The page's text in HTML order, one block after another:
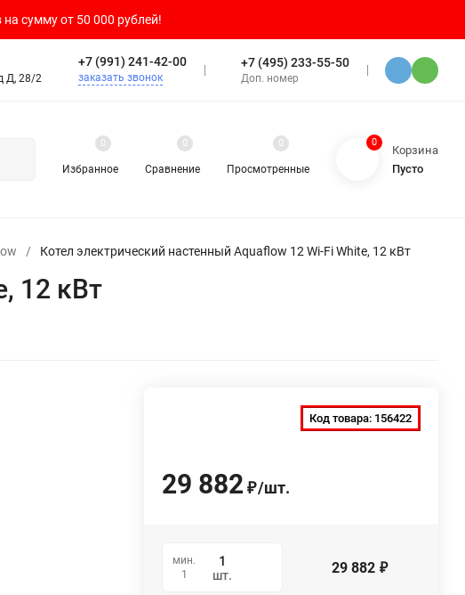
сумму от 50 000 рублей!
Д, 28/2
+7 (991) 241-42-00
заказать звонок
+7 (495) 233-55-50
Доп. номер
Избранное
0
Сравнение
0
Просмотренные
0 0
Корзина
Пусто
/ Котел электрический настенный Aquaflow 12 Wi-Fi White, 12 кВт
12 кВт
Код товара: 156422
29 882 ₽/шт.
мин.
1
шт. 29 882 ₽